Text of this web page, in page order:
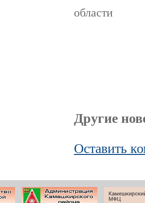
области
Другие
Оставить